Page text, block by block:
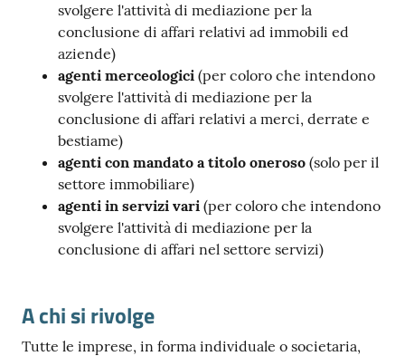
L'Impresa
Digitale
tra
svolgere l'attività di mediazione per la
conclusione di affari relativi ad immobili ed
aziende)
agenti merceologici (per coloro che intendono
svolgere l'attività di mediazione per la
conclusione di affari relativi a merci, derrate e
bestiame)
agenti con mandato a titolo oneroso (solo per il
settore immobiliare)
agenti in servizi vari (per coloro che intendono
svolgere l'attività di mediazione per la
conclusione di affari nel settore servizi)
A chi si rivolge
Tutte le imprese, in forma individuale o societaria,